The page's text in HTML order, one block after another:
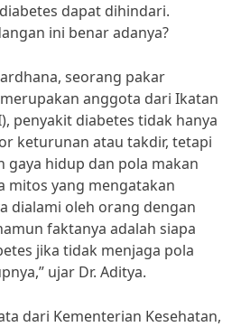
dapat dihindari.
ini benar adanya?
seorang pakar
anggota dari Ikatan
penyakit diabetes tidak hanya
keturunan atau takdir, tetapi
gaya hidup dan pola makan
mitos yang mengatakan
dialami oleh orang dengan
faktanya adalah siapa
jika tidak menjaga pola
ujar Dr. Aditya.
dari Kementerian Kesehatan,